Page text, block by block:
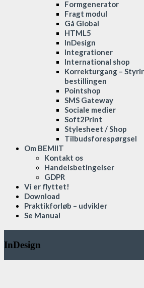
Formgenerator
Fragt modul
Gå Global
HTML5
InDesign
Integrationer
International shop
Korrekturgang –
bestillingen
Pointshop
SMS Gateway
Sociale medier
Soft2Print
Stylesheet / Shop
Tilbudsforespørgsel
Om BEMIIT
Kontakt os
Handelsbetingelser
GDPR
Vi er flyttet!
Download
Praktikforløb – udvikler
Se Manual
InDesign